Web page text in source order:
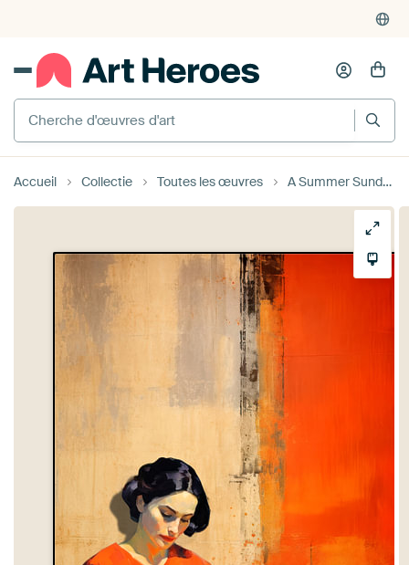
Cherche d'œuvres d'art
Accueil Collectie Toutes les œuvres A Summer Sunday Read